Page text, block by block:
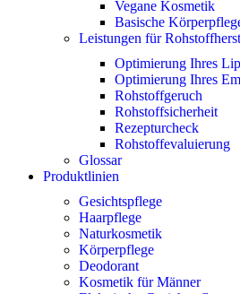
Vegane Kosmetik
Basische
Leistungen für
Optimierung Ihres
Optimierung Ihres
Rohstoffgeruch
Rohstoffsicherheit
Rezepturcheck
Rohstoffevaluierung
Glossar
Produktlinien
Gesichtspflege
Haarpflege
Naturkosmetik
Körperpflege
Deodorant
Kosmetik für Männer